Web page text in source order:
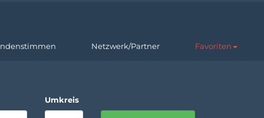
Netzwerk/Partner Favoriten
Umkreis